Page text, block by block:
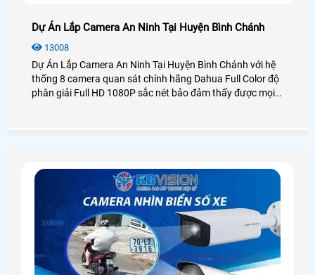
Dự Án Lắp Camera An Ninh Tại Huyện Bình Chánh
13008
Dự Án Lắp Camera An Ninh Tại Huyện Bình Chánh với hệ
thống 8 camera quan sát chính hãng Dahua Full Color độ
phân giải Full HD 1080P sắc nét bảo đảm thấy được mọi